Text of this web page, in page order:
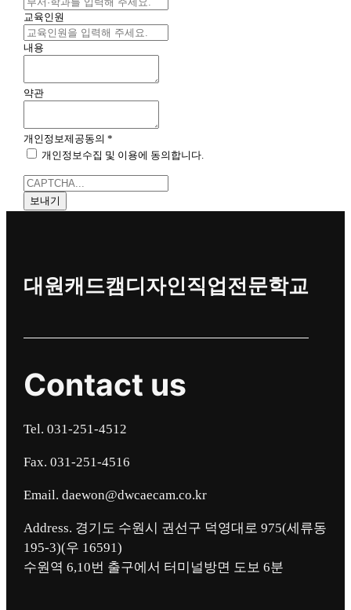
교육인원
내용
약관
개인정보제공동의 *
개인정보수집 및 이용에 동의합니다.
보내기
대원캐드캠디자인직업전문학교
Contact us
Tel. 031-251-4512
Fax. 031-251-4516
Email. daewon@dwcaecam.co.kr
Address. 경기도 수원시 권선구 덕영대로 975(세류동
195-3)(우 16591)